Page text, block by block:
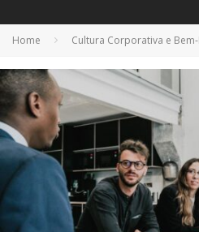
Home Cultura Corporativa e